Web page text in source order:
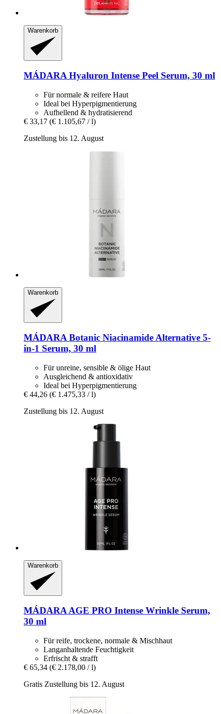
Warenkorb
MÁDARA Hyaluron Intense Peel Serum, 30 ml
Für normale & reifere Haut
Ideal bei Hyperpigmentierung
Aufhellend & hydratisierend
€ 33,17 (€ 1.105,67 / l)
Zustellung bis 12. August
Warenkorb
MÁDARA Botanic Niacinamide Alternative 5-​
in-​1 Serum, 30 ml
Für unreine, sensible & ölige Haut
Ausgleichend & antioxidativ
Ideal bei Hyperpigmentierung
€ 44,26 (€ 1.475,33 / l)
Zustellung bis 12. August
Warenkorb
MÁDARA AGE PRO Intense Wrinkle Serum,
30 ml
Für reife, trockene, normale & Mischhaut
Langanhaltende Feuchtigkeit
Erfrischt & strafft
€ 65,34 (€ 2.178,00 / l)
Gratis Zustellung bis 12. August